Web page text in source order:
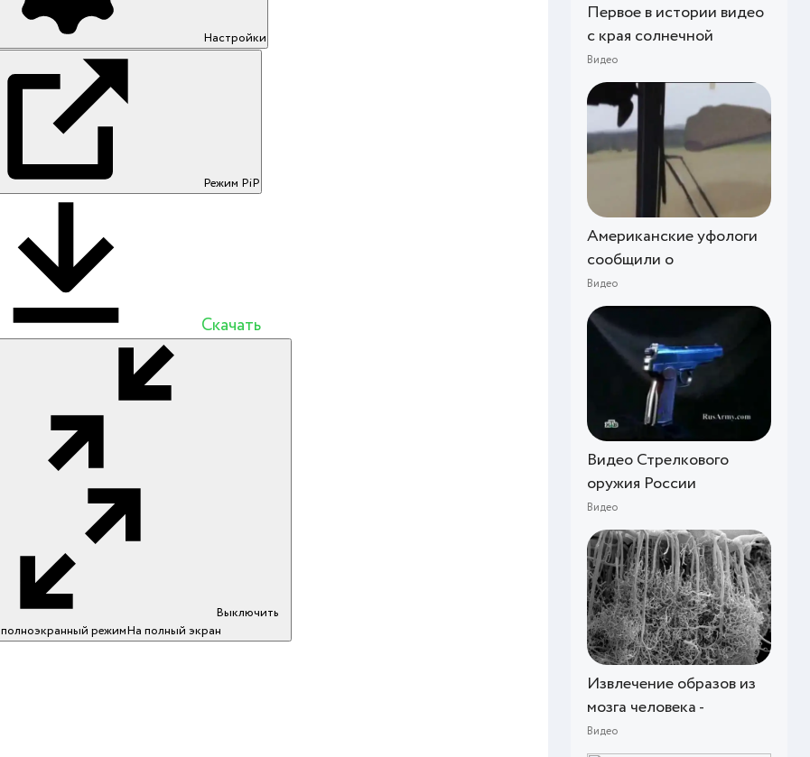
Первое в истории видео
с края солнечной
Видео
Американские уфологи
сообщили о
Видео
Видео Стрелкового
оружия России
Видео
Извлечение образов из
мозга человека -
Видео
Настройки
Режим PiP
Скачать
Выключить
полноэкранный режимНа полный экран